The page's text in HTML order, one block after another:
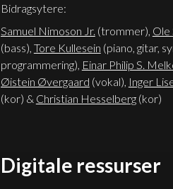
Bidragsytere:
Samuel Nimoson Jr. (trommer), Ole
(bass), Tore Kullesein (piano, gitar,
programmering), Einar Philip S.
Øistein Øvergaard (vokal), Inger
(kor) & Christian Hesselberg(kor)
Digitale ressurser